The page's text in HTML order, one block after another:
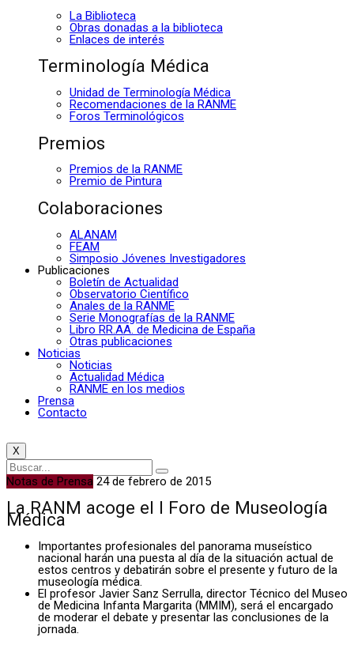
La Biblioteca
Obras donadas a la biblioteca
Enlaces de interés
Terminología Médica
Unidad de Terminología Médica
Recomendaciones de la RANME
Foros Terminológicos
Premios
Premios de la RANME
Premio de Pintura
Colaboraciones
ALANAM
FEAM
Simposio Jóvenes Investigadores
Publicaciones
Boletín de Actualidad
Observatorio Científico
Anales de la RANME
Serie Monografías de la RANME
Libro RR.AA. de Medicina de España
Otras publicaciones
Noticias
Noticias
Actualidad Médica
RANME en los medios
Prensa
Contacto
X
Notas de Prensa 24 de febrero de 2015
La RANM acoge el I Foro de Museología
Médica
Importantes profesionales del panorama museístico
nacional harán una puesta al día de la situación actual de
estos centros y debatirán sobre el presente y futuro de la
museología médica.
El profesor Javier Sanz Serrulla, director Técnico del Museo
de Medicina Infanta Margarita (MMIM), será el encargado
de moderar el debate y presentar las conclusiones de la
jornada.